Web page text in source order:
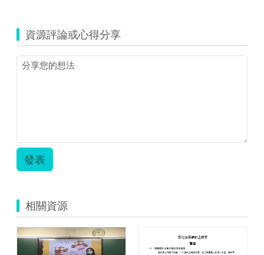
資源評論或心得分享
發表
相關資源